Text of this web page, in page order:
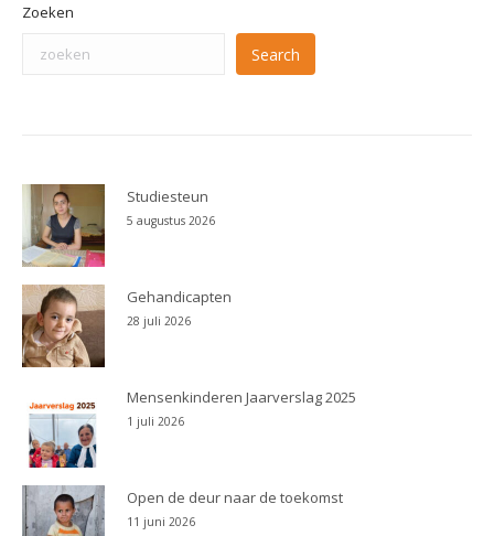
Zoeken
Search
Studiesteun
5 augustus 2026
Gehandicapten
28 juli 2026
Mensenkinderen Jaarverslag 2025
1 juli 2026
Open de deur naar de toekomst
11 juni 2026